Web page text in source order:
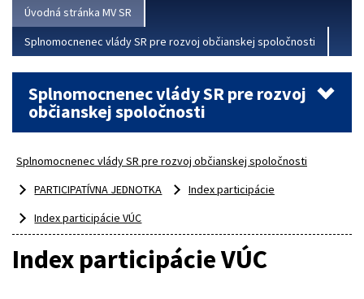
Úvodná stránka MV SR
Splnomocnenec vlády SR pre rozvoj občianskej spoločnosti
Splnomocnenec vlády SR pre rozvoj
občianskej spoločnosti
Splnomocnenec vlády SR pre rozvoj občianskej spoločnosti
PARTICIPATÍVNA JEDNOTKA
Index participácie
Index participácie VÚC
Index participácie VÚC